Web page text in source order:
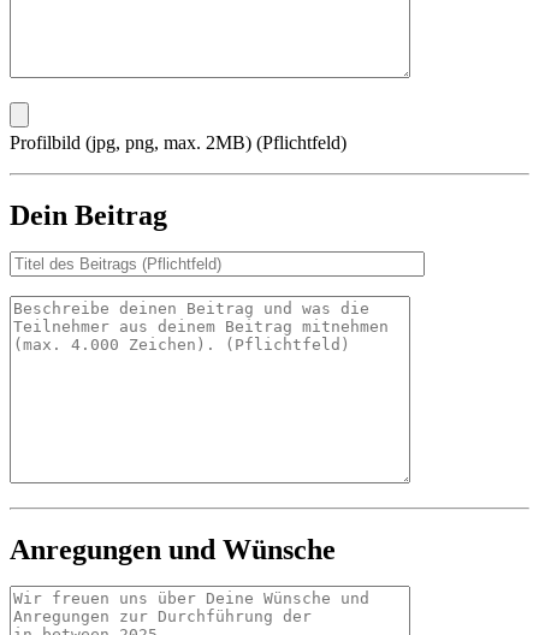
Profilbild (jpg, png, max. 2MB) (Pflichtfeld)
Dein Beitrag
Anregungen und Wünsche